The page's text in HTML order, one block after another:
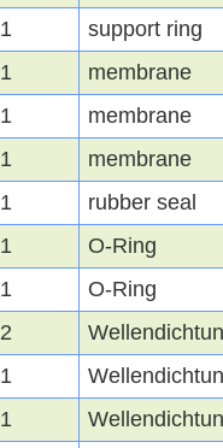
1
support ring
1
membrane
1
membrane
1
membrane
1
rubber seal
1
O-Ring
1
O-Ring
2
1
1